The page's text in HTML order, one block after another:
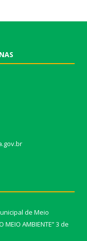
de Meio
AMBIENTE”3 de